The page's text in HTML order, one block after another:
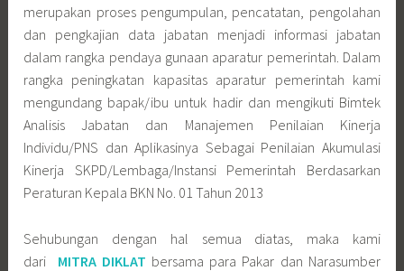
merupakan proses pengumpulan, pencatatan, pengolahan
dan pengkajian data jabatan menjadi informasi jabatan
dalam rangka pendaya gunaan aparatur pemerintah. Dalam
rangka peningkatan kapasitas aparatur pemerintah kami
mengundang bapak/ibu untuk hadir dan mengikuti Bimtek
Analisis Jabatan dan Manajemen Penilaian Kinerja
Individu/PNS dan Aplikasinya Sebagai Penilaian Akumulasi
Kinerja SKPD/Lembaga/Instansi Pemerintah Berdasarkan
Peraturan Kepala BKN No. 01 Tahun 2013
Sehubungan dengan hal semua diatas, maka kami
dari MITRA DIKLAT bersama para Pakar dan Narasumber